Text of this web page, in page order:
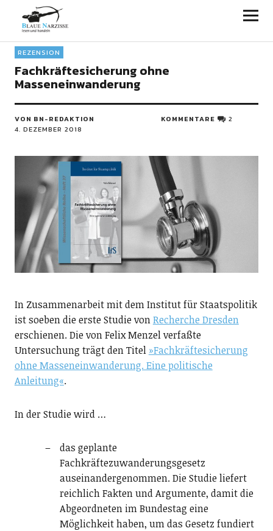
Blaue Narzisse
REZENSION
Fachkräftesicherung ohne
Masseneinwanderung
VON BN-REDAKTION
4. DEZEMBER 2018
KOMMENTARE 2
In Zusammenarbeit mit dem Institut für Staatspolitik
ist soeben die erste Studie vonRecherche Dresden
erschienen. Die von Felix Menzel verfaßte
Untersuchung trägt den Titel »Fachkräftesicherung
ohne Masseneinwanderung. Eine politische
Anleitung«.
In der Studie wird …
das geplante
Fachkräftezuwanderungsgesetz
auseinandergenommen. Die Studie liefert
reichlich Fakten und Argumente, damit die
Abgeordneten im Bundestag eine
Möglichkeit haben, um das Gesetz fundiert